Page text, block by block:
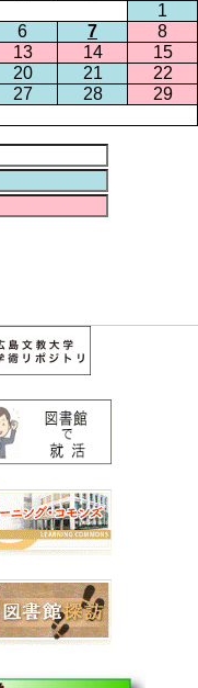
1
6 7
8
13 14
15
20 21
22
27 28
29